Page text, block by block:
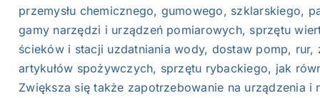
przemysłu chemicznego, gumowego, szklarskiego,
gamy narzędzi i urządzeń pomiarowych, sprzętu
ścieków i stacji uzdatniania wody, dostaw pomp,
artykułów spożywczych, sprzętu rybackiego, jak
Zwiększa się także zapotrzebowanie na urządzenia